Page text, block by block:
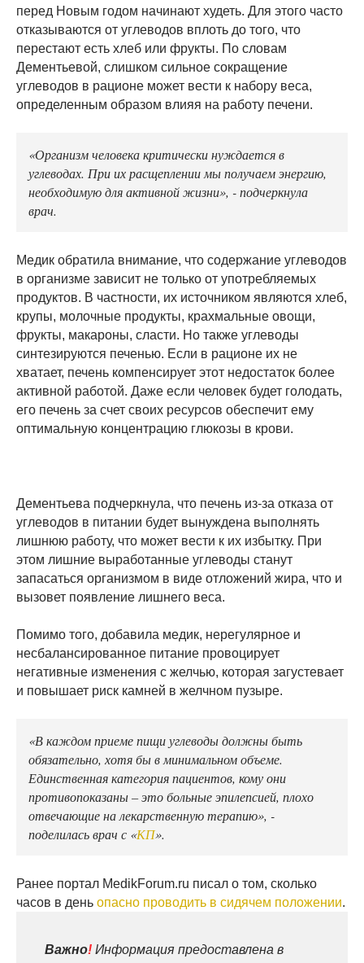
перед Новым годом начинают худеть. Для этого часто
отказываются от углеводов вплоть до того, что
перестают есть хлеб или фрукты. По словам
Дементьевой, слишком сильное сокращение
углеводов в рационе может вести к набору веса,
определенным образом влияя на работу печени.
«Организм человека критически нуждается в
углеводах. При их расщеплении мы получаем энергию,
необходимую для активной жизни», - подчеркнула
врач.
Медик обратила внимание, что содержание углеводов
в организме зависит не только от употребляемых
продуктов. В частности, их источником являются хлеб,
крупы, молочные продукты, крахмальные овощи,
фрукты, макароны, сласти. Но также углеводы
синтезируются печенью. Если в рационе их не
хватает, печень компенсирует этот недостаток более
активной работой. Даже если человек будет голодать,
его печень за счет своих ресурсов обеспечит ему
оптимальную концентрацию глюкозы в крови.
Дементьева подчеркнула, что печень из-за отказа от
углеводов в питании будет вынуждена выполнять
лишнюю работу, что может вести к их избытку. При
этом лишние выработанные углеводы станут
запасаться организмом в виде отложений жира, что и
вызовет появление лишнего веса.
Помимо того, добавила медик, нерегулярное и
несбалансированное питание провоцирует
негативные изменения с желчью, которая загустевает
и повышает риск камней в желчном пузыре.
«В каждом приеме пищи углеводы должны быть
обязательно, хотя бы в минимальном объеме.
Единственная категория пациентов, кому они
противопоказаны – это больные эпилепсией, плохо
отвечающие на лекарственную терапию», -
поделилась врач с «КП».
Ранее портал MedikForum.ru писал о том, сколько
часов в день опасно проводить в сидячем положении.
Важно! Информация предоставлена в